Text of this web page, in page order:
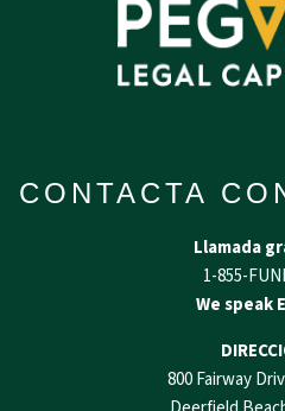
CONTACTA
Llamada
1-855-
We speak
800 Fairway